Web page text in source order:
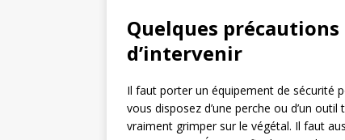
Quelques
d’intervenir
Il faut porter un équipement de sécurité
vous disposez d’une perche ou d’un
vraiment grimper sur le végétal. Il faut